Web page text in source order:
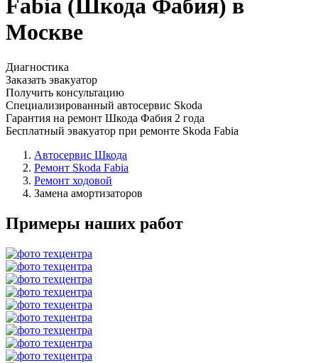
Fabia (Шкода Фабия) в
Москве
Диагностика
Заказать эвакуатор
Получить консультацию
Специализированный автосервис Skoda
Гарантия на ремонт Шкода Фабия 2 года
Бесплатный эвакуатор при ремонте Skoda Fabia
Автосервис Шкода
Ремонт Skoda Fabia
Ремонт ходовой
Замена амортизаторов
Примеры наших работ